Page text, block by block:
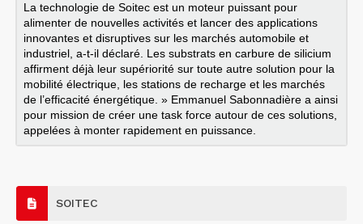
La technologie de Soitec est un moteur puissant pour
alimenter de nouvelles activités et lancer des applications
innovantes et disruptives sur les marchés automobile et
industriel, a-t-il déclaré. Les substrats en carbure de silicium
affirment déjà leur supériorité sur toute autre solution pour la
mobilité électrique, les stations de recharge et les marchés
de l’efficacité énergétique. » Emmanuel Sabonnadière a ainsi
pour mission de créer une task force autour de ces solutions,
appelées à monter rapidement en puissance.
SOITEC